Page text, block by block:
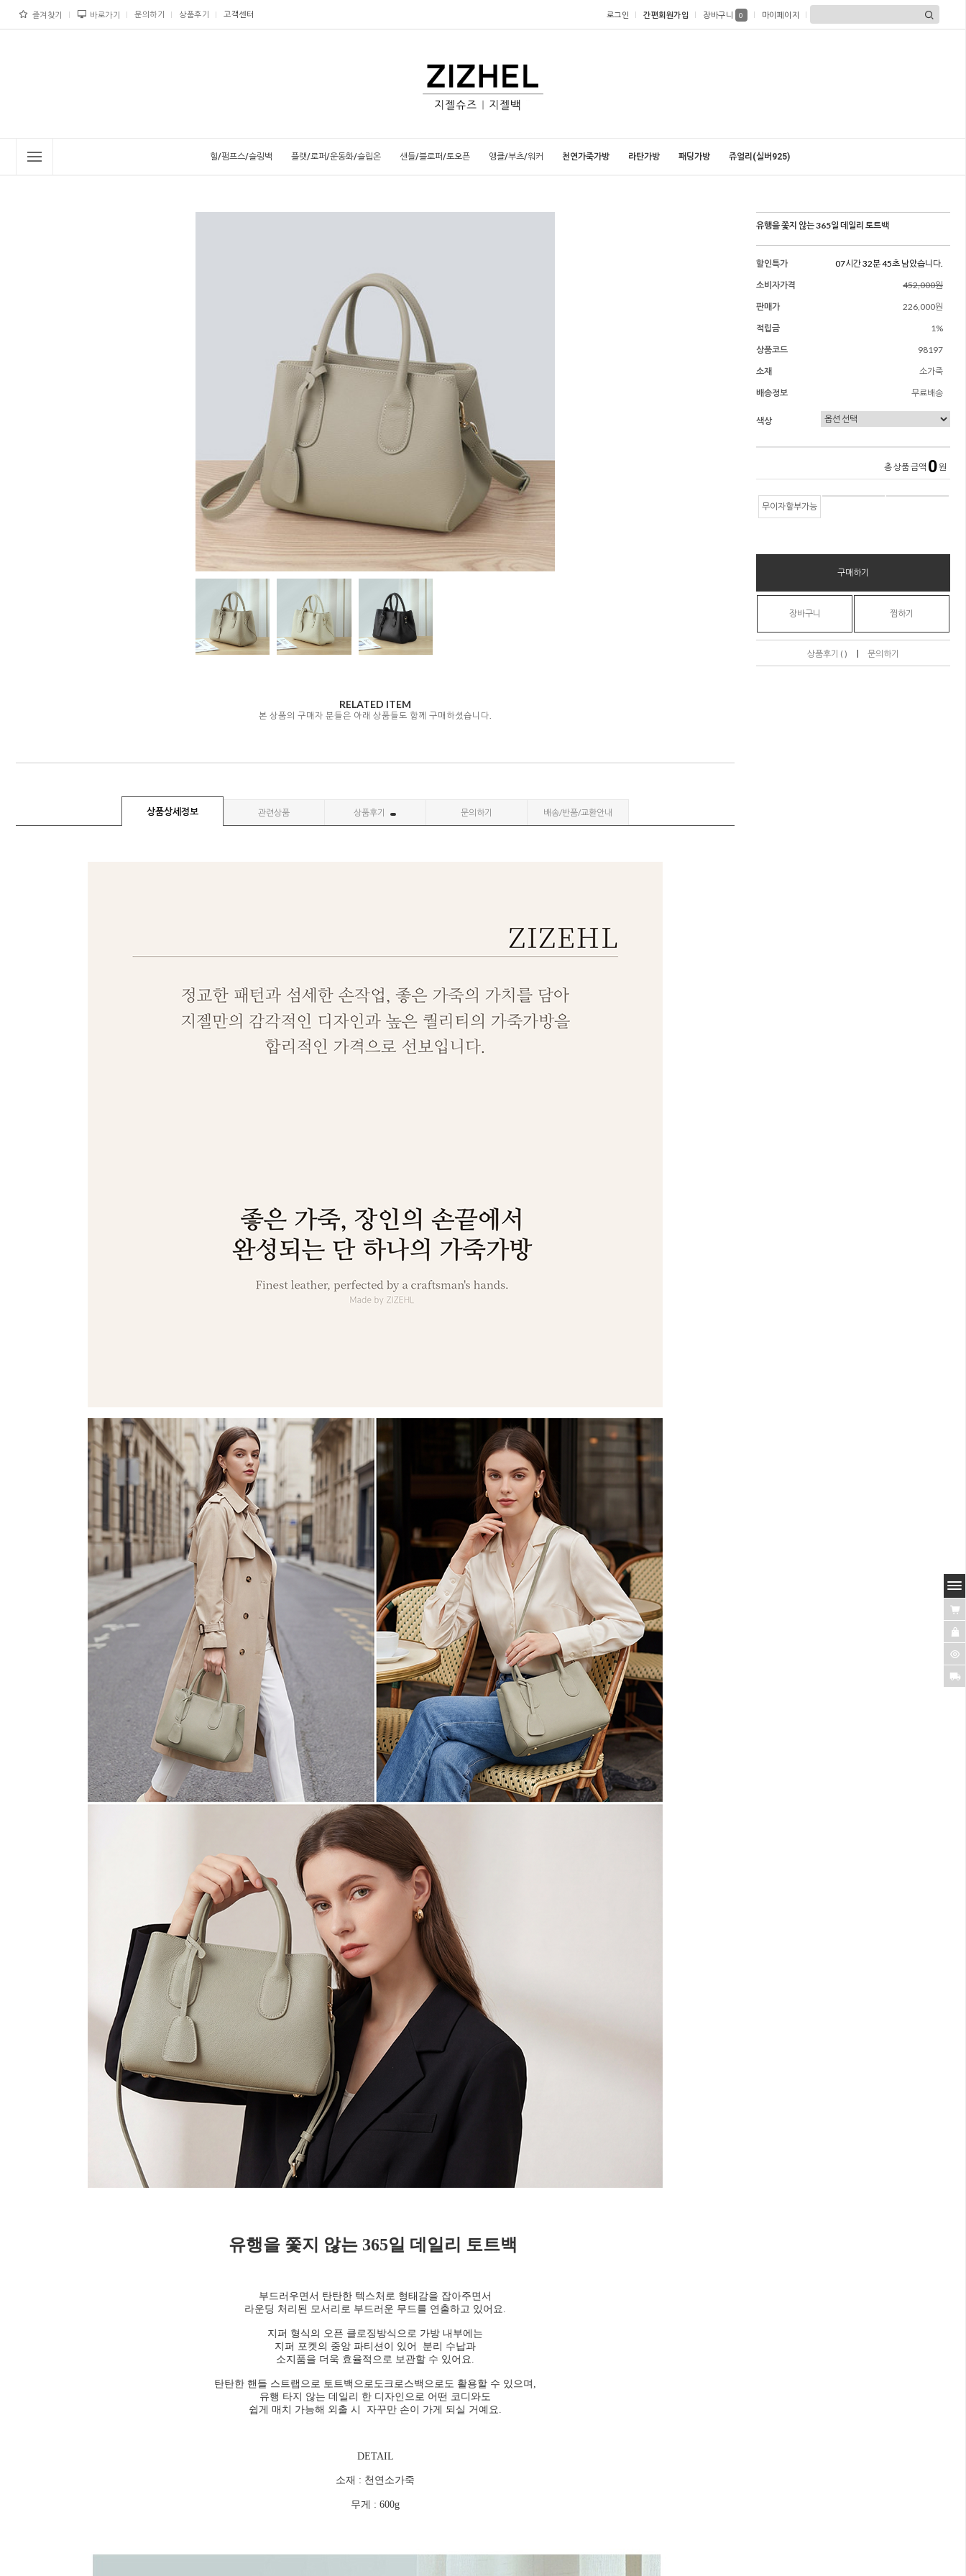
즐겨찾기 바로가기 문의하기 상품후기 고객센터 로그인 간편회원가입 장바구니 0 마이페이지
힐/펌프스/슬링백 플랫/로퍼/운동화/슬립온 샌들/블로퍼/토오픈 앵클/부츠/워커 천연가죽가방 라탄가방 패딩가방 쥬얼리(실버925)
RELATED ITEM
본 상품의 구매자 분들은 아래 상품들도 함께 구매하셨습니다.
상품상세정보 관련상품 상품후기 문의하기 배송/반품/교환안내
유행을 쫓지 않는 365일 데일리 토트백
부드러우면서 탄탄한 텍스처로 형태감을 잡아주면서
라운딩 처리된 모서리로 부드러운 무드를 연출하고 있어요.
지퍼 형식의 오픈 클로징방식으로 가방 내부에는
지퍼 포켓의 중앙 파티션이 있어 분리 수납과
소지품을 더욱 효율적으로 보관할 수 있어요.
탄탄한 핸들 스트랩으로 토트백으로도크로스백으로도 활용할 수 있으며,
유행 타지 않는 데일리 한 디자인으로 어떤 코디와도
쉽게 매치 가능해 외출 시 자꾸만 손이 가게 되실 거예요.
DETAIL
소재 : 천연소가죽
무게 : 600g
유행을 쫓지 않는 365일 데일리 토트백
할인특가
07시간 32분 43초 남았습니다.
소비자가격
452,000원
판매가
226,000원
적립금
1%
상품코드
98197
소재
소가죽
배송정보
무료배송
색상
총 상품 금액 0 원
무이자할부가능
구매하기
장바구니 찜하기
상품후기 ( ) | 문의하기